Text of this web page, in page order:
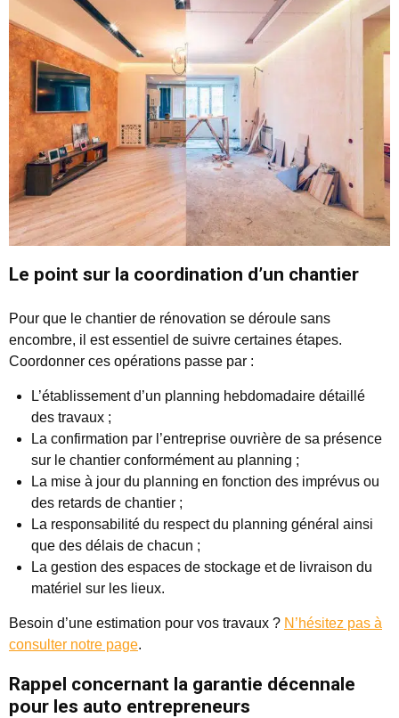
Le point sur la coordination d’un chantier
Pour que le chantier de rénovation se déroule sans
encombre, il est essentiel de suivre certaines étapes.
Coordonner ces opérations passe par :
L’établissement d’un planning hebdomadaire détaillé
des travaux ;
La confirmation par l’entreprise ouvrière de sa présence
sur le chantier conformément au planning ;
La mise à jour du planning en fonction des imprévus ou
des retards de chantier ;
La responsabilité du respect du planning général ainsi
que des délais de chacun ;
La gestion des espaces de stockage et de livraison du
matériel sur les lieux.
Besoin d’une estimation pour vos travaux ? N’hésitez pas à
consulter notre page.
Rappel concernant la garantie décennale
pour les auto entrepreneurs